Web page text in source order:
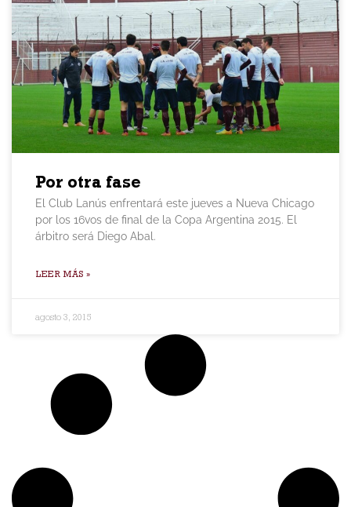
Por otra fase
El Club Lanús enfrentará este jueves a Nueva Chicago
por los 16vos de final de la Copa Argentina 2015. El
árbitro será Diego Abal.
LEER MÁS »
agosto 3, 2015